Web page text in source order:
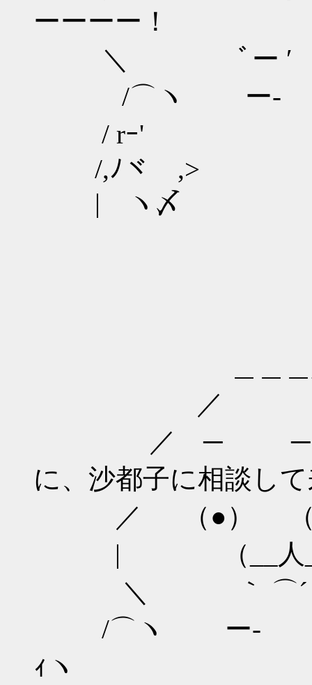
ーーーー！
＼ ﾞー
/⌒ヽ ー
/ rｰ'
/,ﾉヾ
| ヽ
／
／ ─ ─
に、沙都子に相談し
／ （●） （
| （__人
＼ ｀ ⌒´
/⌒ヽ ー
ｨヽ